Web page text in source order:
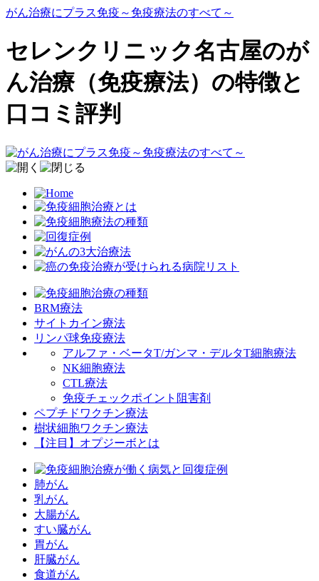
がん治療にプラス免疫～免疫療法のすべて～
セレンクリニック名古屋のが
ん治療（免疫療法）の特徴と
口コミ評判
BRM療法
サイトカイン療法
リンパ球免疫療法
アルファ・ベータT/ガンマ・デルタT細胞療法
NK細胞療法
CTL療法
免疫チェックポイント阻害剤
ペプチドワクチン療法
樹状細胞ワクチン療法
【注目】オプジーボとは
肺がん
乳がん
大腸がん
すい臓がん
胃がん
肝臓がん
食道がん